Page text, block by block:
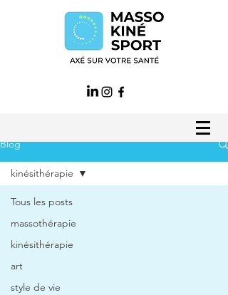
Blog
Tous les posts
massothérapie
kinésithérapie
art
style de vie
kinésithérapie